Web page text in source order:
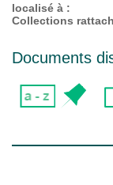
localisé à :
Collections
Documents